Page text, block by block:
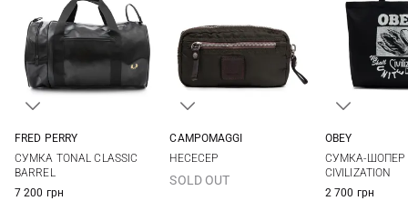
FRED PERRY
СУМКА TONAL CLASSIC
BARREL
7 200 грн
CAMPOMAGGI
НЕСЕСЕР
SOLD OUT
OBEY
СУМКА-ШОПЕР
CIVILIZATION
2 700 грн